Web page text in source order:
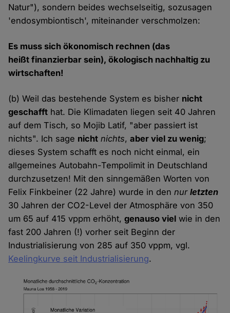
Natur"), sondern beides wechselseitig, sozusagen
'endosymbiontisch', miteinander verschmolzen:
Es muss sich ökonomisch rechnen (das
heißt finanzierbar sein), ökologisch nachhaltig zu
wirtschaften!
(b) Weil das bestehende System es bisher nicht
geschafft hat. Die Klimadaten liegen seit 40 Jahren
auf dem Tisch, so Mojib Latif, "aber passiert ist
nichts". Ich sage nicht nichts,aber viel zu wenig;
dieses System schafft es noch nicht einmal, ein
allgemeines Autobahn-Tempolimit in Deutschland
durchzusetzen! Mit den sinngemäßen Worten von
Felix Finkbeiner (22 Jahre) wurde in dennurletzten
30 Jahren der CO2-Level der Atmosphäre von 350
um 65 auf 415 vppm erhöht,genauso viel wie in den
fast 200 Jahren (!) vorher seit Beginn der
Industrialisierung von 285 auf 350 vppm, vgl.
Keelingkurve seit Industrialisierung.